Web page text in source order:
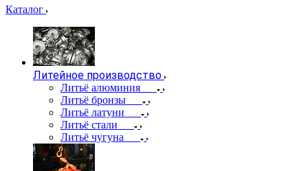
Каталог
Литейное производство
Литьё алюминия
Литьё бронзы
Литьё латуни
Литьё стали
Литьё чугуна